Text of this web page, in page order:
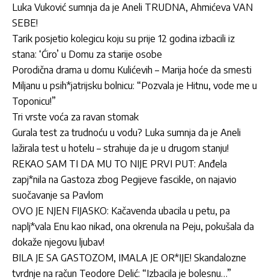
Luka Vuković sumnja da je Aneli TRUDNA, Ahmićeva VAN
SEBE!
Tarik posjetio kolegicu koju su prije 12 godina izbacili iz
stana: ‘Ćiro’ u Domu za starije osobe
Porodična drama u domu Kulićevih – Marija hoće da smesti
Miljanu u psih*jatrijsku bolnicu: “Pozvala je Hitnu, vode me u
Toponicu!”
Tri vrste voća za ravan stomak
Gurala test za trudnoću u vodu? Luka sumnja da je Aneli
lažirala test u hotelu – strahuje da je u drugom stanju!
REKAO SAM TI DA MU TO NIJE PRVI PUT: Anđela
zapj*nila na Gastoza zbog Pegijeve fascikle, on najavio
suočavanje sa Pavlom
OVO JE NJEN FIJASKO: Kačavenda ubacila u petu, pa
naplj*vala Enu kao nikad, ona okrenula na Peju, pokušala da
dokaže njegovu ljubav!
BILA JE SA GASTOZOM, IMALA JE OR*IJE! Skandalozne
tvrdnje na račun Teodore Delić: “Izbacila je bolesnu…”